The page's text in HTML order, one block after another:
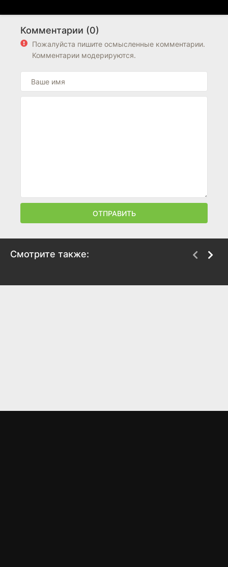
Комментарии (0)
Пожалуйста пишите осмысленные комментарии.
Комментарии модерируются.
ОТПРАВИТЬ
Смотрите также: